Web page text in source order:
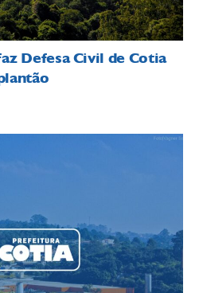
Defesa Civil de Cotia